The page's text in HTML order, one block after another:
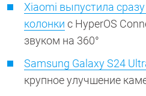
Xiaomi выпустила
колонки с HyperOS
звуком на 360°
Samsung Galaxy S24
крупное улучшение